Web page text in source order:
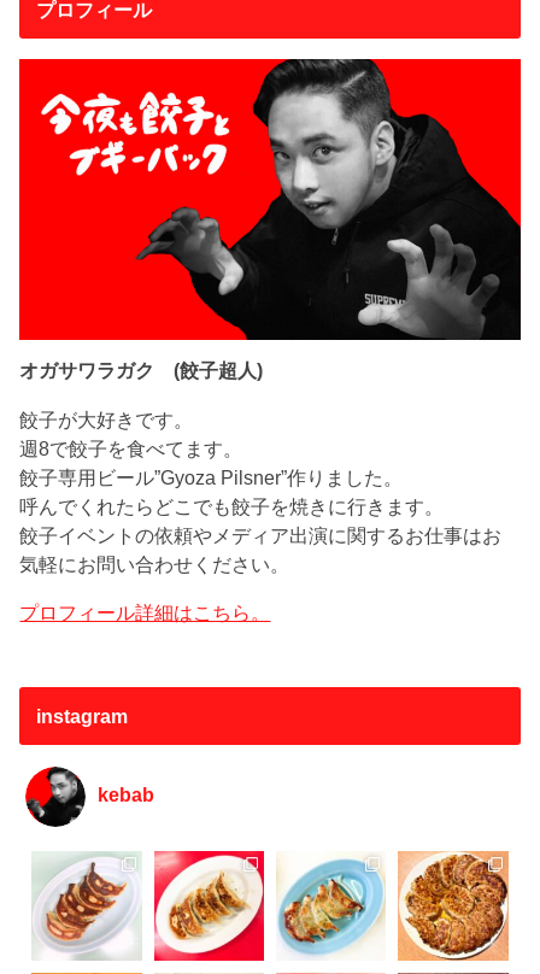
プロフィール
オガサワラガク (餃子超人)
餃子が大好きです。
週8で餃子を食べてます。
餃子専用ビール”Gyoza Pilsner”作りました。
呼んでくれたらどこでも餃子を焼きに行きます。
餃子イベントの依頼やメディア出演に関するお仕事はお
気軽にお問い合わせください。
プロフィール詳細はこちら。
instagram
kebab